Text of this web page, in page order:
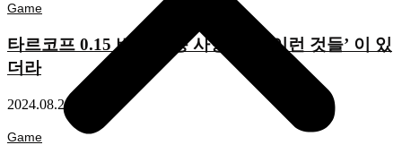
Game
타르코프 0.15 버전 변동 사항들은 ‘이런 것들’ 이 있
더라
2024.08.26
Game